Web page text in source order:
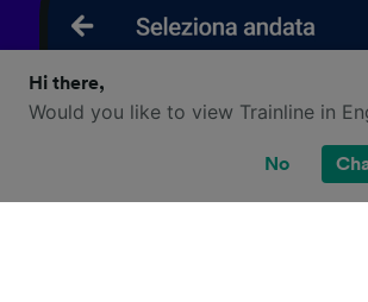
Hi there,
Would you like to view Trainline in
No